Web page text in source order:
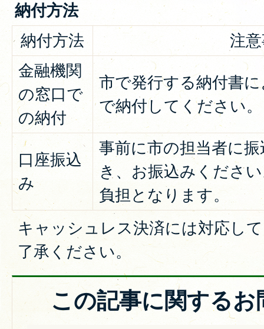
納付方法
納付方法
注
金融機関
の窓口で
の納付
市で発行する納付書
で納付してください。
口座振込
み
事前に市の担当者に
き、お振込みくださ
負担となります。
キャッシュレス決済には対応し
了承ください。
この記事に関する